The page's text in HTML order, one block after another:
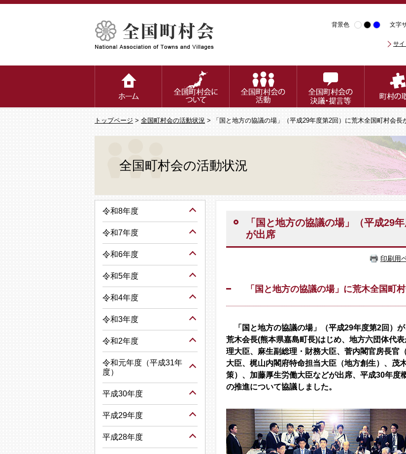
背景色 文字
サ
トップページ > 全国町村会の活動状況 > 「国と地方の協議の場」（平成29年度第2回）に荒木全国町村会長
全国町村会の活動状況
「国と地方の協議の場」（平成29
が出席
印刷用
「国と地方の協議の場」に荒木全国町
「国と地方の協議の場」（平成29年度第2回）
荒木会長(熊本県嘉島町長)はじめ、地方六団体代
理大臣、麻生副総理・財務大臣、菅内閣官房長官
大臣、梶山内閣府特命担当大臣（地方創生）、茂
策）、加藤厚生労働大臣などが出席、平成30年度
の推進について協議しました。
令和8年度
令和7年度
令和6年度
令和5年度
令和4年度
令和3年度
令和2年度
令和元年度（平成31年
度）
平成30年度
平成29年度
平成28年度